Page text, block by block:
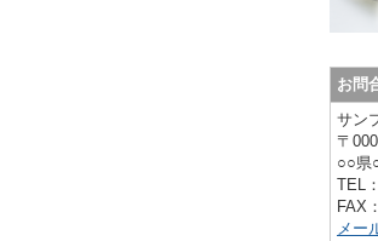
お問
サン
〒
○○県
TEL
FAX
メー